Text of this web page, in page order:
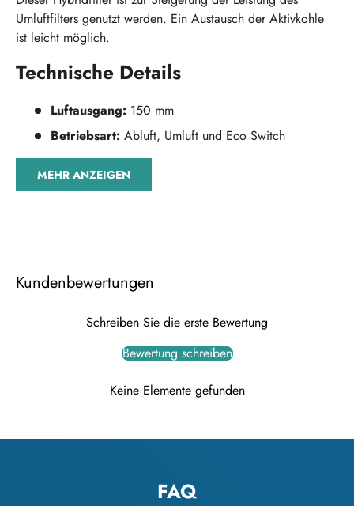
Umluftfilters genutzt werden. Ein Austausch der Aktivkohle
ist leicht möglich.
Technische Details
Luftausgang: 150 mm
Betriebsart: Abluft, Umluft und Eco Switch
MEHR ANZEIGEN
Kundenbewertungen
Schreiben Sie die erste Bewertung
Bewertung schreiben
Keine Elemente gefunden
FAQ